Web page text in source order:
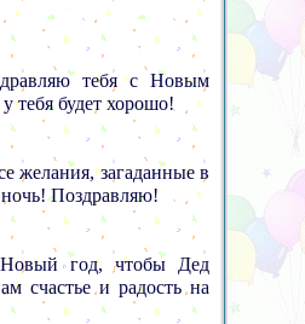
тебя с Новым
тебя будет хорошо!
желания, загаданные в
Поздравляю!
год, чтобы Дед
счастье и радость на